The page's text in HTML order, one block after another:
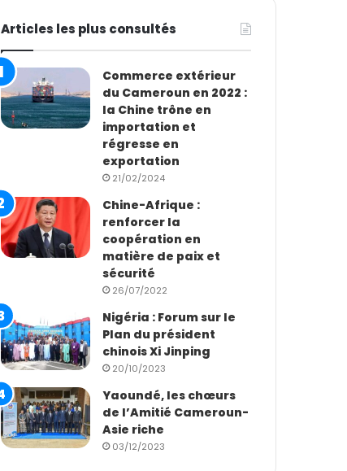
Articles les plus consultés
Commerce extérieur
du Cameroun en 2022 :
la Chine trône en
importation et
régresse en
exportation
21/02/2024
Chine-Afrique :
renforcer la
coopération en
matière de paix et
sécurité
26/07/2022
Nigéria : Forum sur le
Plan du président
chinois Xi Jinping
20/10/2023
Yaoundé, les chœurs
de l’Amitié Cameroun-
Asie riche
03/12/2023